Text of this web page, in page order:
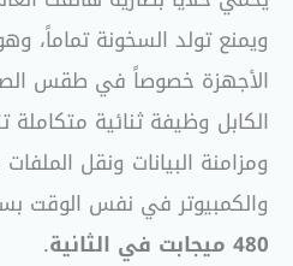
ويمنع تولد السخونة تماماً،
الأجهزة خصوصاً في طقس
الكابل وظيفة ثنائية متكاملة
ومزامنة البيانات ونقل
والكمبيوتر في نفس الوقت
480 ميجابت في الثانية
.